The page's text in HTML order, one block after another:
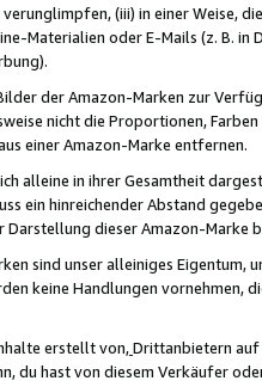
(iii) in einer Weise,
Materialien oder E-Mails (z. B. in
der Amazon-Marken zur
nicht die Proportionen,
einer Amazon-Marke entfernen.
alleine in ihrer Gesamtheit
ein hinreichender Abstand
Darstellung dieser Amazon-Marke
sind unser alleiniges
keine Handlungen vornehmen,
erstellt von,Drittanbietern auf
du hast von diesem Verkäufer